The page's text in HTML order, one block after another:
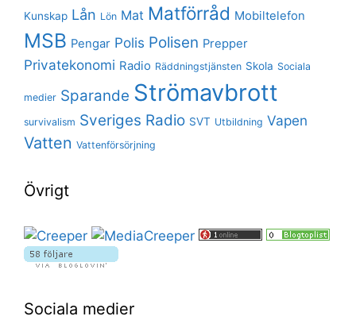
Kunskap Lån Lön Mat Matförråd Mobiltelefon
MSB Pengar Polis Polisen Prepper
Privatekonomi Radio Räddningstjänsten Skola Sociala
medier Sparande Strömavbrott
survivalism Sveriges Radio SVT Utbildning Vapen
Vatten Vattenförsörjning
Övrigt
Sociala medier